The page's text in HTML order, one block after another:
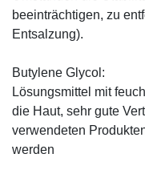
beeinträchtigen, zu
Entsalzung).
Butylene Glycol:
Lösungsmittel mit
die Haut, sehr gute
verwendeten
werden